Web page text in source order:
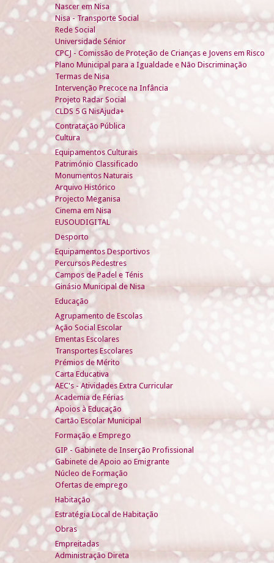
Nascer em Nisa
Nisa - Transporte Social
Rede Social
Universidade Sénior
CPCJ - Comissão de Proteção de Crianças e Jovens em Risco
Plano Municipal para a Igualdade e Não Discriminação
Termas de Nisa
Intervenção Precoce na Infância
Projeto Radar Social
CLDS 5 G NisAjuda+
Contratação Pública
Cultura
Equipamentos Culturais
Património Classificado
Monumentos Naturais
Arquivo Histórico
Projecto Meganisa
Cinema em Nisa
EUSOUDIGITAL
Desporto
Equipamentos Desportivos
Percursos Pedestres
Campos de Padel e Ténis
Ginásio Municipal de Nisa
Educação
Agrupamento de Escolas
Ação Social Escolar
Ementas Escolares
Transportes Escolares
Prémios de Mérito
Carta Educativa
AEC's - Atividades Extra Curricular
Academia de Férias
Apoios à Educação
Cartão Escolar Municipal
Formação e Emprego
GIP - Gabinete de Inserção Profissional
Gabinete de Apoio ao Emigrante
Núcleo de Formação
Ofertas de emprego
Habitação
Estratégia Local de Habitação
Obras
Empreitadas
Administração Direta